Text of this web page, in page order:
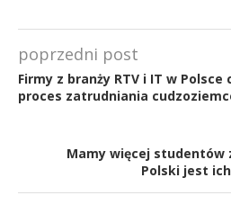
poprzedni post
Firmy z branży RTV i IT w Polsce
proces zatrudniania
Mamy więcej studentów
Polski jest